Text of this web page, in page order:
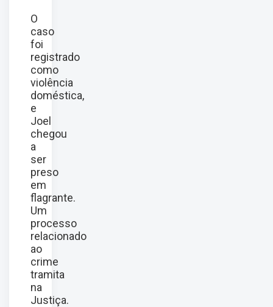
O
caso
foi
registrado
como
violência
doméstica,
e
Joel
chegou
a
ser
preso
em
flagrante.
Um
processo
relacionado
ao
crime
tramita
na
Justiça.